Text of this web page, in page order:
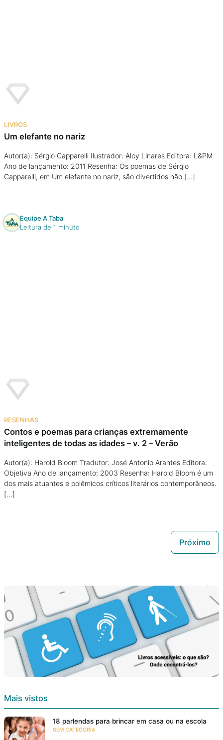
LIVROS
Um elefante no nariz
Autor(a): Sérgio Capparelli Ilustrador: Alcy Linares Editora: L&PM
Ano de lançamento: 2011 Resenha: Os poemas de Sérgio
Capparelli, em Um elefante no nariz, são divertidos não […]
Equipe A Taba
Leitura de 1 minuto
RESENHAS
Contos e poemas para crianças extremamente
inteligentes de todas as idades – v. 2 – Verão
Autor(a): Harold Bloom Tradutor: José Antonio Arantes Editora:
Objetiva Ano de lançamento: 2003 Resenha: Harold Bloom é um
dos mais atuantes e polêmicos críticos literários contemporâneos.
[…]
Próximo
Mais vistos
18 parlendas para brincar em casa ou na escola
SEM CATEGORIA